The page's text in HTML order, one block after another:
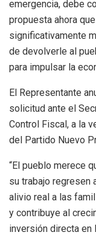
emergencia, debe
propuesta ahora
significativamente
de devolverle al
para impulsar la
El Representante
solicitud ante el
Control Fiscal, a la
del Partido Nuevo
“El pueblo merece
su trabajo regresen
alivio real a las
y contribuye al
inversión directa en